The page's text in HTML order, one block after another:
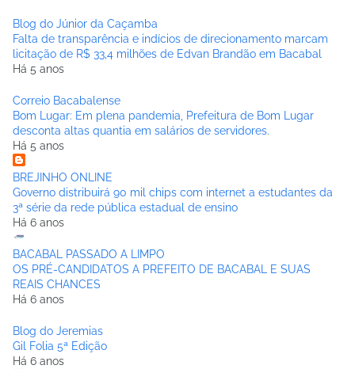
Blog do Júnior da Caçamba
Falta de transparência e indícios de direcionamento marcam
licitação de R$ 33,4 milhões de Edvan Brandão em Bacabal
Há 5 anos
Correio Bacabalense
Bom Lugar: Em plena pandemia, Prefeitura de Bom Lugar
desconta altas quantia em salários de servidores.
Há 5 anos
BREJINHO ONLINE
Governo distribuirá 90 mil chips com internet a estudantes da
3ª série da rede pública estadual de ensino
Há 6 anos
BACABAL PASSADO A LIMPO
OS PRÉ-CANDIDATOS A PREFEITO DE BACABAL E SUAS
REAIS CHANCES
Há 6 anos
Blog do Jeremias
Gil Folia 5ª Edição
Há 6 anos